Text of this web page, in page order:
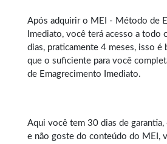
Após adquirir o MEI - Método de
Imediato, você terá acesso a
dias, praticamente 4 meses, isso é
que o suficiente para você
de Emagrecimento Imediato.
Aqui você tem 30 dias de
e não goste do conteúdo do MEI,